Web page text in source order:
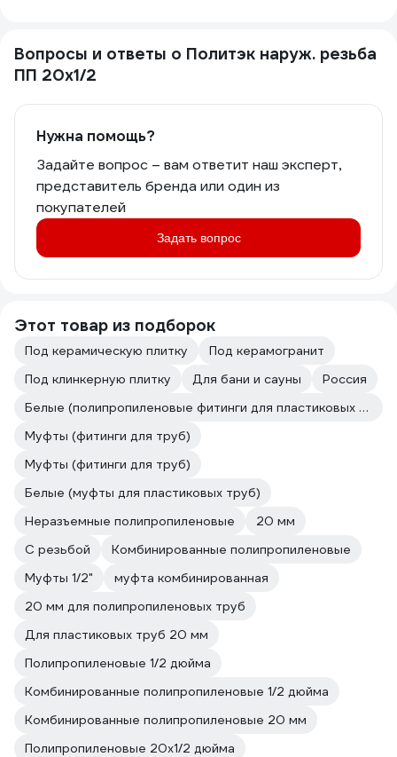
Вопросы и ответы о Политэк наруж. резьба
ПП 20х1/2
Нужна помощь?
Задайте вопрос – вам ответит наш эксперт,
представитель бренда или один из
покупателей
Задать вопрос
Этот товар из подборок
Под керамическую плитку
Под керамогранит
Под клинкерную плитку
Для бани и сауны
Россия
Белые (полипропиленовые фитинги для пластиковых труб)
Муфты (фитинги для труб)
Муфты (фитинги для труб)
Белые (муфты для пластиковых труб)
Неразъемные полипропиленовые
20 мм
С резьбой
Комбинированные полипропиленовые
Муфты 1/2"
муфта комбинированная
20 мм для полипропиленовых труб
Для пластиковых труб 20 мм
Полипропиленовые 1/2 дюйма
Комбинированные полипропиленовые 1/2 дюйма
Комбинированные полипропиленовые 20 мм
Полипропиленовые 20х1/2 дюйма